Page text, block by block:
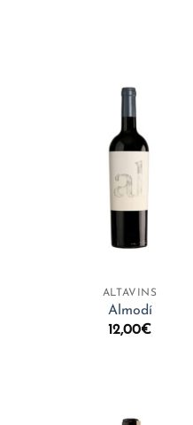
ALTAVINS
Almodí
12,00€